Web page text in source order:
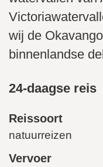
wij de
binnenlandse
24-daagse reis
Reissoort
natuurreizen
Vervoer